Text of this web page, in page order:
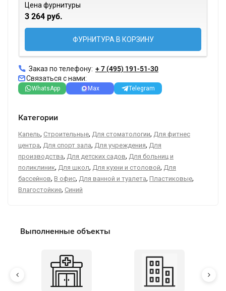
Цена фурнитуры
3 264 руб.
ФУРНИТУРА В КОРЗИНУ
Заказ по телефону: + 7 (495) 191-51-30
Связаться с нами:
WhatsApp Max Telegram
Категории
Капель, Строительные, Для стоматологии, Для фитнес
центра, Для спорт зала, Для учреждения, Для
производства, Для детских садов, Для больниц и
поликлиник, Для школ, Для кухни и столовой, Для
бассейнов, В офис, Для ванной и туалета, Пластиковые,
Влагостойкие, Синий
Выполненные объекты